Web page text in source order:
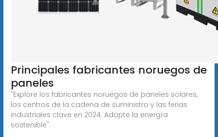
Principales fabricantes noruegos de
paneles
"Explore los fabricantes noruegos de paneles solares,
los centros de la cadena de suministro y las ferias
industriales clave en 2024. Adopte la energía
sostenible".